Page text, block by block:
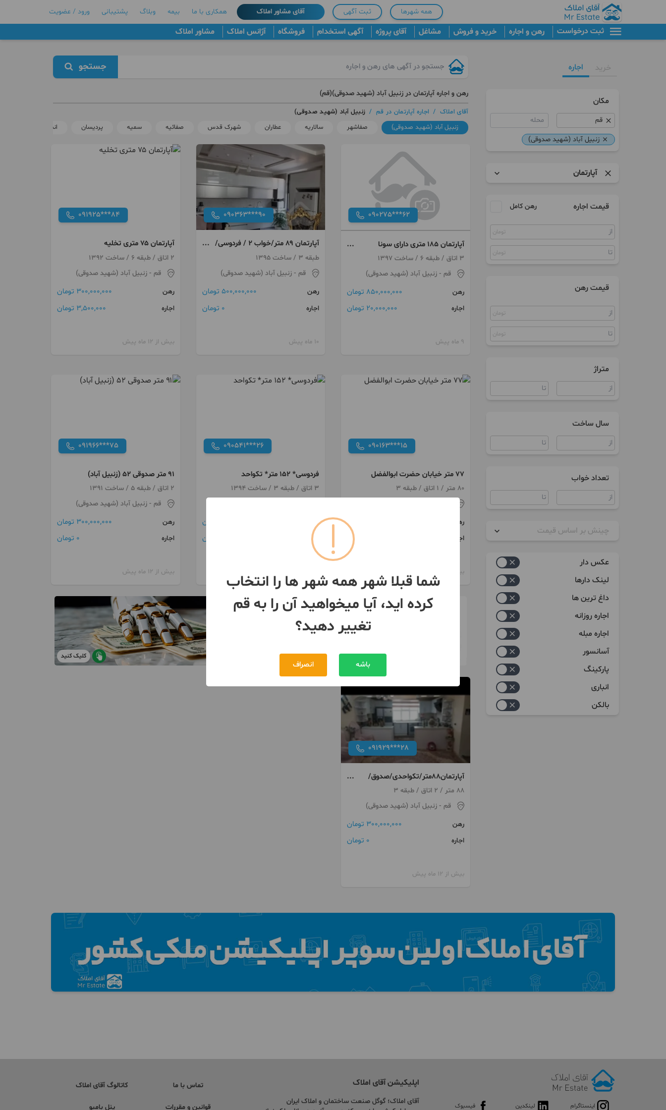
همه شهرها ثبت آگهی آقای مشاور املاک همکاری با ما بیمه وبلاگ پشتیبانی ورود / عضویت
ثبت درخواست رهن و اجاره خرید و فروش مشاغل آقای پروژه آگهی استخدام فروشگاه آژانس املاک مشاور املاک
خرید اجاره
مکان
محله
زنبیل آباد (شهید صدوقی)
آپارتمان
ویلا
آپارتمان اداری
قیمت اجاره رهن کامل
تومان
تومان
قیمت رهن
تومان
تومان
متراژ
سال ساخت
تعداد خواب
چینش بر اساس قیمت
عکس دار
لینک دارها
داغ ترین ها
اجاره روزانه
اجاره مبله
آسانسور
پارکینگ
انباری
بالکن
جستجو
رهن و اجاره آپارتمان در زنبیل آباد (شهید صدوقی)(قم)
آقای املاک / اجاره آپارتمان در قم / زنبیل آباد (شهید صدوقی)
زنبیل آباد (شهید صدوقی)
صفاشهر سالاریه عطاران شهرک قدس صفائیه سمیه پردیسان انسجام
090275***62
آپارتمان ۱۸۵ متری دارای سونا
جکوزی
3 اتاق / طبقه 6 / ساخت 1397
قم - زنبیل آباد (شهید صدوقی)
رهن
850,000,000 تومان
اجاره 20,000,000 تومان
9 ماه پیش
090363***90
آپارتمان ۸۹ متر/خواب ۲ / فردوسی/
مجردی،خانواده
طبقه 3 / ساخت 1395
قم- زنبیل آباد (شهید صدوقی)
رهن
500,000,000 تومان
اجاره 0 تومان
10 ماه پیش
091925***84
آپارتمان ۷۵ متری تخلیه
2 اتاق / طبقه 6 / ساخت 1392
قم - زنبیل آباد (شهید صدوقی)
رهن
300,000,000 تومان
اجاره 3,500,000 تومان
بیش از 12 ماه پیش
090163***15
۷۷ متر خیابان حضرت ابوالفضل
80 متر / 1 اتاق / طبقه 3
رهن
اجاره
بیش از 12 ماه پیش
090541***26
فردوسی* ۱۵۲ متر* تکواحد
3 اتاق / طبقه 3 / ساخت 1394
رهن
اجاره
091966***75
۹۱ متر صدوقی ۵۲ (زنبیل آباد)
2 اتاق / طبقه 5 / ساخت 1391
قم - زنبیل آباد (شهید صدوقی)
رهن
300,000,000 تومان
اجاره 0 تومان
بیش از 12 ماه پیش
کلیک کنید
091929***28
آپارتمان88متر/تکواحدی/صدوق/
تخلیه15تیر
88 متر / 2 اتاق / طبقه 3
قم - زنبیل آباد (شهید صدوقی)
رهن
300,000,000 تومان
اجاره 0 تومان
بیش از 12 ماه پیش
اینستاگرام لینکدین فیسبوک
اپلیکیشن آقای املاک
آقای املاک؛ گوگل صنعت ساختمان و املاک ایران
تماس با ما
قوانین و مقررات
کاتالوگ آقای املاک
پنل بامبو
شما قبلا شهر همه شهر ها را انتخاب
کرده اید، آیا میخواهید آن را به قم
تغییر دهید؟
باشه انصراف